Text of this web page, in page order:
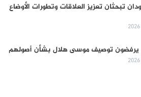
تبحثان تعزيز العلاقات وتطورات الأوضاع
يرفضون توصيف موسى هلال بشأن أصولهم